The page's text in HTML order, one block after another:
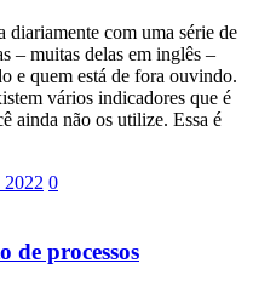
com uma série de
– muitas delas em inglês –
e quem está de fora ouvindo.
vários indicadores que é
ainda não os utilize. Essa é
2022 0
de processos